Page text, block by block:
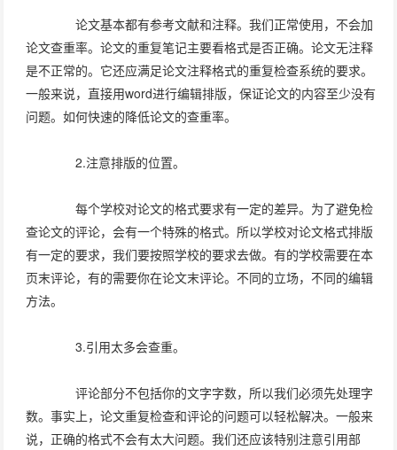
论文基本都有参考文献和注释。我们正常使用，不会加
论文查重率。论文的重复笔记主要看格式是否正确。论文无注释
是不正常的。它还应满足论文注释格式的重复检查系统的要求。
一般来说，直接用word进行编辑排版，保证论文的内容至少没有
问题。如何快速的降低论文的查重率。
2.注意排版的位置。
每个学校对论文的格式要求有一定的差异。为了避免检
查论文的评论，会有一个特殊的格式。所以学校对论文格式排版
有一定的要求，我们要按照学校的要求去做。有的学校需要在本
页末评论，有的需要你在论文末评论。不同的立场，不同的编辑
方法。
3.引用太多会查重。
评论部分不包括你的文字字数，所以我们必须先处理字
数。事实上，论文重复检查和评论的问题可以轻松解决。一般来
说，正确的格式不会有太大问题。我们还应该特别注意引用部